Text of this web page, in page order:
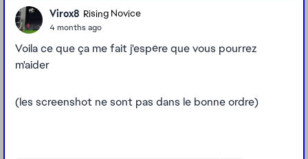
Virox8 Rising Novice
4 months ago
Voila ce que ça me fait j'espère que vous pourrez
m'aider
(les screenshot ne sont pas dans le bonne ordre)